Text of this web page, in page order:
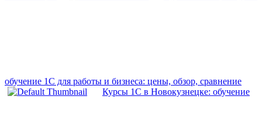
обучение 1С для работы и бизнеса: цены, обзор, сравнение
Курсы 1С в Новокузнецке: обучение